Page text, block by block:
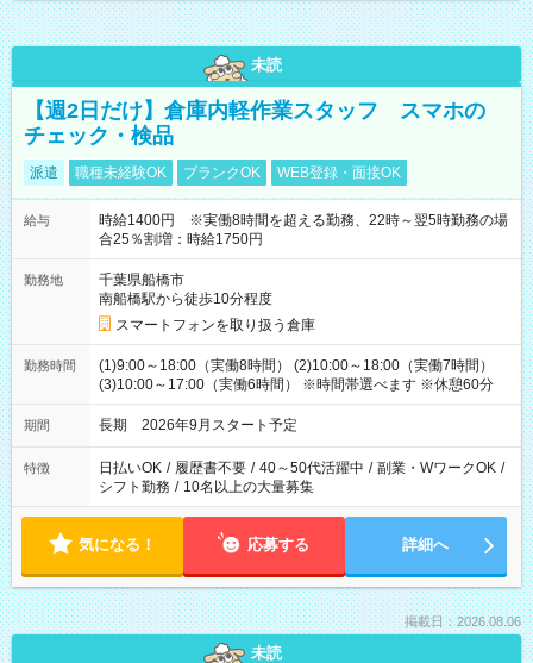
未読
【週2日だけ】倉庫内軽作業スタッフ スマホの
チェック・検品
派遣 職種未経験OK ブランクOK WEB登録・面接OK
給与
時給1400円 ※実働8時間を超える勤務、22時～翌5時勤務の場
合25％割増：時給1750円
勤務地
千葉県船橋市
南船橋駅から徒歩10分程度
スマートフォンを取り扱う倉庫
勤務時間
(1)9:00～18:00（実働8時間） (2)10:00～18:00（実働7時間）
(3)10:00～17:00（実働6時間） ※時間帯選べます ※休憩60分
期間 長期 2026年9月スタート予定
特徴 日払いOK / 履歴書不要 / 40～50代活躍中 / 副業・WワークOK /
シフト勤務 / 10名以上の大量募集
気になる！ 応募する 詳細へ
掲載日：2026.08.06
未読